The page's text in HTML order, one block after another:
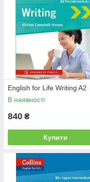
English for Life Writing A2
В наявності
840 ₴
Купити